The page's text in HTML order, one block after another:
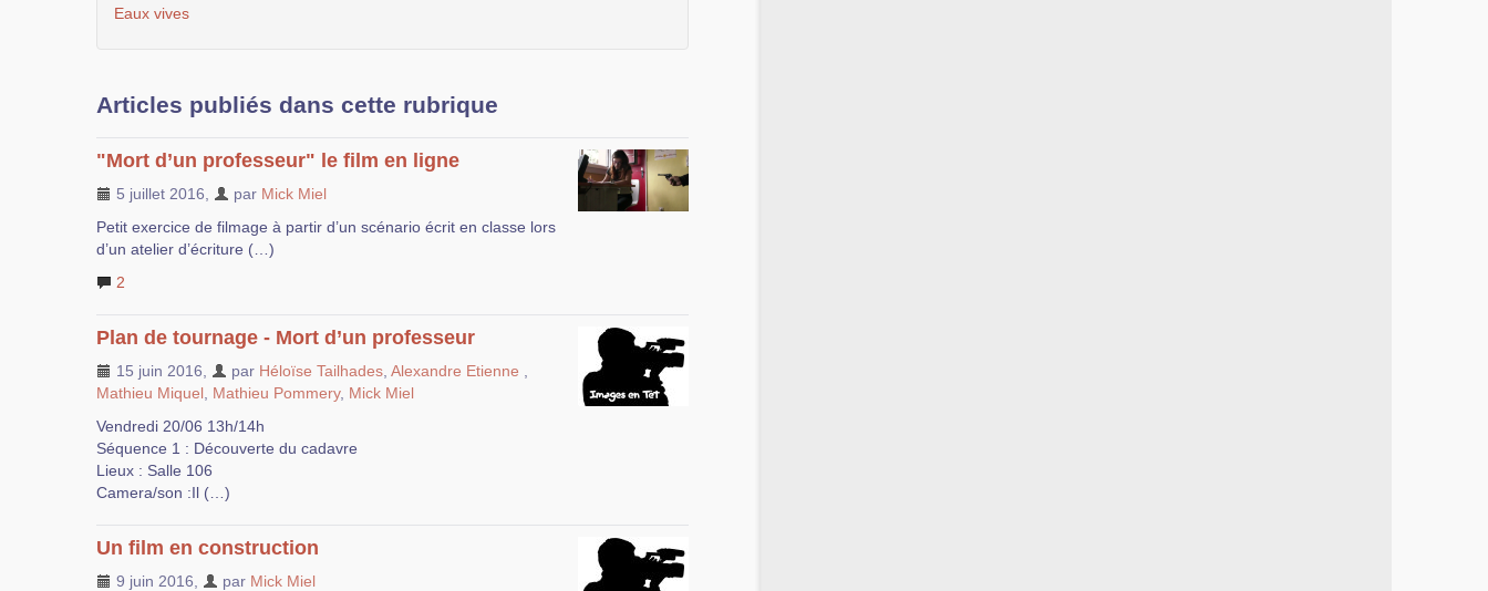
Eaux vives
Articles publiés dans cette rubrique
"Mort d’un professeur" le film en ligne
5 juillet 2016 par Mick Miel
Petit exercice de filmage à partir d’un scénario écrit en classe lors
d’un atelier d’écriture (…)
2
Plan de tournage - Mort d’un professeur
15 juin 2016 par Héloïse Tailhades Alexandre Etienne
Mathieu Miquel Mathieu Pommery, Mick Miel
Vendredi 20/06 13h/14h
Séquence 1 : Découverte du cadavre
Lieux : Salle 106
Camera/son :Il (…)
Un film en construction
9 juin 2016 par Mick Miel